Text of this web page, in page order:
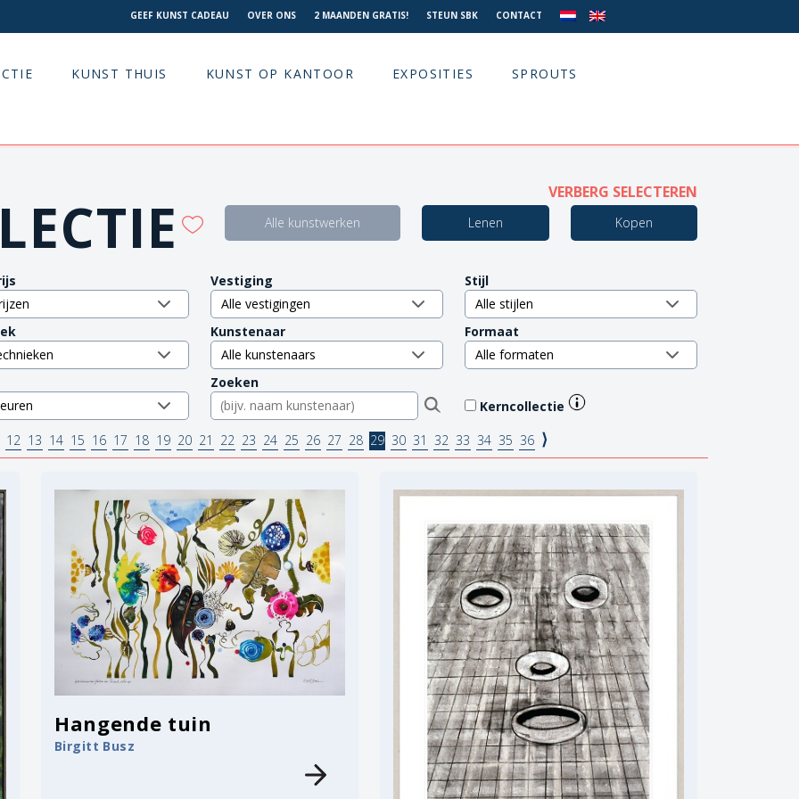
GEEF KUNST CADEAU OVER ONS 2 MAANDEN GRATIS! STEUN SBK CONTACT
KUNST THUIS KUNST OP KANTOOR EXPOSITIES SPROUTS
VERBERG SELECTEREN
Alle kunstwerken Lenen Kopen
Vestiging Stijl
Kunstenaar Formaat
Zoeken
Kerncollectie
12 13 14 15 16 17 18 19 20 21 22 23 24 25 26 27 28 29 30 31 32 33 34 35 36 ⟩
Hangende tuin
Birgitt Busz